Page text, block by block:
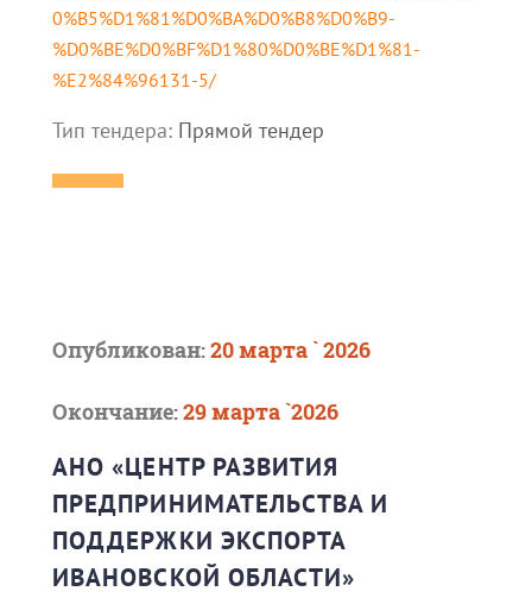
0%B5%D1%81%D0%BA%D0%B8%D0%B9-
%D0%BE%D0%BF%D1%80%D0%BE%D1%81-
%E2%84%96131-5/
Тип тендера: Прямой тендер
Опубликован:20 марта ` 2026
Окончание:29 марта `2026
АНО «ЦЕНТР РАЗВИТИЯ
ПРЕДПРИНИМАТЕЛЬСТВА И
ПОДДЕРЖКИ ЭКСПОРТА
ИВАНОВСКОЙ ОБЛАСТИ»